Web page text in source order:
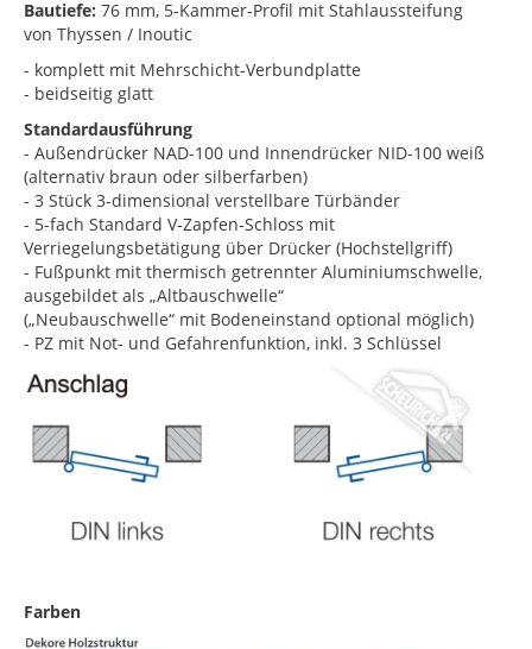
Bautiefe: 76 mm, 5-Kammer-Profil mit Stahlaussteifung
von Thyssen / Inoutic
- komplett mit Mehrschicht-Verbundplatte
- beidseitig glatt
Standardausführung
- Außendrücker NAD-100 und Innendrücker NID-100 weiß
(alternativ braun oder silberfarben)
- 3 Stück 3-dimensional verstellbare Türbänder
- 5-fach Standard V-Zapfen-Schloss mit
Verriegelungsbetätigung über Drücker (Hochstellgriff)
- Fußpunkt mit thermisch getrennter Aluminiumschwelle,
ausgebildet als „Altbauschwelle“
(„Neubauschwelle“ mit Bodeneinstand optional möglich)
- PZ mit Not- und Gefahrenfunktion, inkl. 3 Schlüssel
Farben